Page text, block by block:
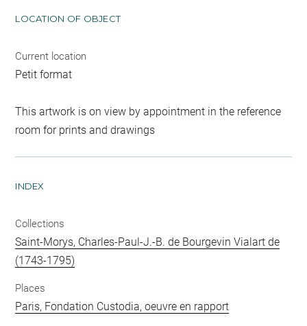
LOCATION OF OBJECT
Current location
Petit format
This artwork is on view by appointment in the reference
room for prints and drawings
INDEX
Collections
Saint-Morys, Charles-Paul-J.-B. de Bourgevin Vialart de
(1743-1795)
Places
Paris, Fondation Custodia, oeuvre en rapport